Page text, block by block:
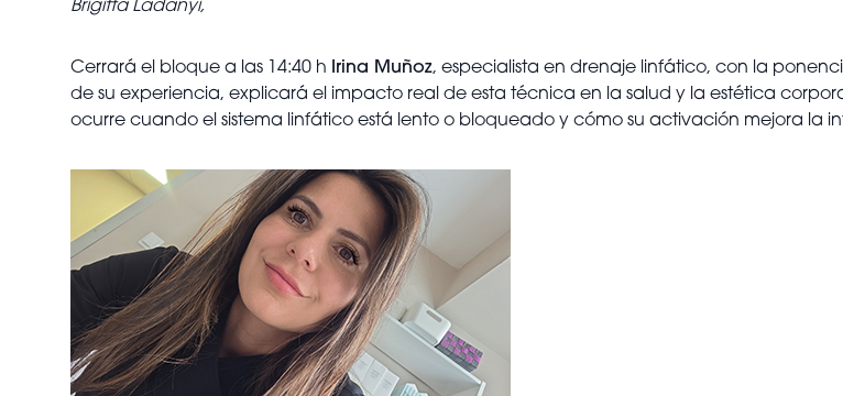
Brigitta Ladanyi,
Cerrará el bloque a las 14:40 h Irina Muñoz, especialista en drenaje linfático, con la
de su experiencia, explicará el impacto real de esta técnica en la salud y la estética
ocurre cuando el sistema linfático está lento o bloqueado y cómo su activación mejora la